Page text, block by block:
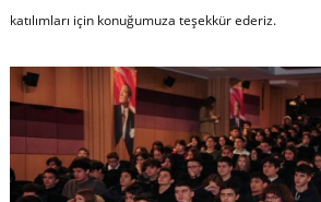
katılımları için konuğumuza teşekkür ederiz.